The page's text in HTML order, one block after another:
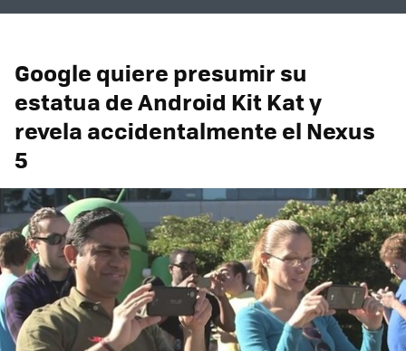
Google quiere presumir su
estatua de Android Kit Kat y
revela accidentalmente el Nexus
5